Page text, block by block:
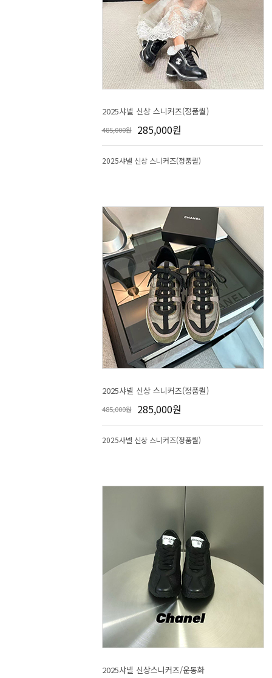
2025샤넬 신상 스니커즈(정품퀄)
485,000원 285,000원
2025샤넬 신상 스니커즈(정품퀄)
2025샤넬 신상 스니커즈(정품퀄)
485,000원 285,000원
2025샤넬 신상 스니커즈(정품퀄)
2025샤넬 신상스니커즈/운동화